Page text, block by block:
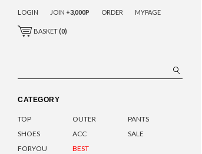
LOGIN JOIN +3,000P ORDER MYPAGE
BASKET(0)
CATEGORY
TOP OUTER
PANTS
SHOES
ACC
SALE
FORYOU
BEST